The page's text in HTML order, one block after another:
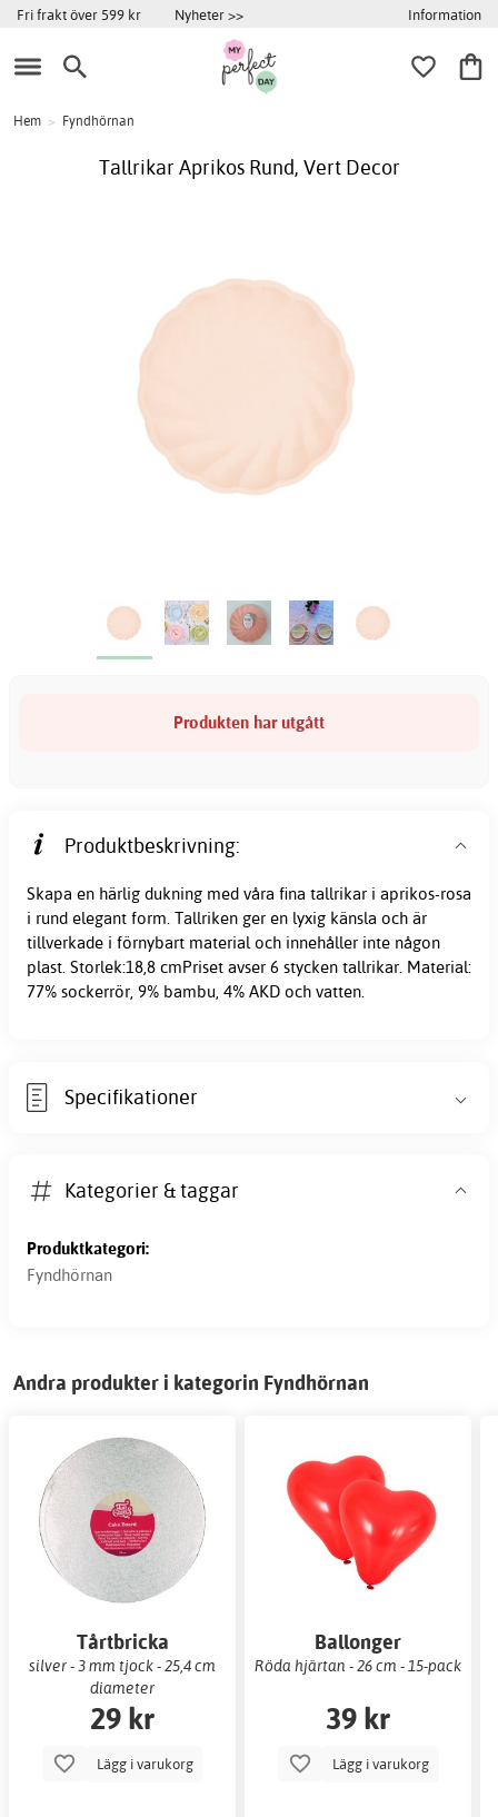
Fri frakt över 599 kr Nyheter >> Information
Hem > Fyndhörnan
Tallrikar Aprikos Rund, Vert Decor
Produkten har utgått
Produktbeskrivning:
Skapa en härlig dukning med våra fina tallrikar i aprikos-rosa
i rund elegant form. Tallriken ger en lyxig känsla och är
tillverkade i förnybart material och innehåller inte någon
plast. Storlek:18,8 cmPriset avser 6 stycken tallrikar. Material:
77% sockerrör, 9% bambu, 4% AKD och vatten.
Specifikationer
Kategorier & taggar
Produktkategori:
Fyndhörnan
Andra produkter i kategorin Fyndhörnan
Tårtbricka
silver - 3 mm tjock - 25,4 cm
diameter
29 kr
Lägg i varukorg
Ballonger
Röda hjärtan - 26 cm - 15-pack
39 kr
Lägg i varukorg